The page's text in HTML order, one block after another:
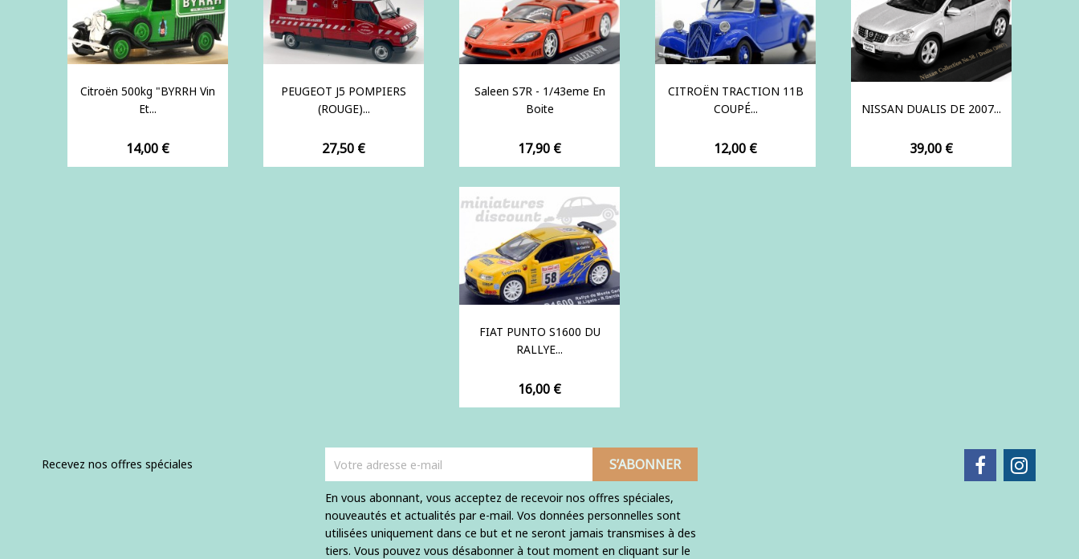
Citroën 500kg "BYRRH Vin
Et...
Prix
14,00 €
PEUGEOT J5 POMPIERS
(ROUGE)...
Prix
27,50 €
Saleen S7R - 1/43eme En
Boite
Prix
17,90 €
CITROËN TRACTION 11B
COUPÉ...
Prix
12,00 €
NISSAN DUALIS DE 2007...
Prix
39,00 €
FIAT PUNTO S1600 DU
RALLYE...
Prix
16,00 €
Recevez nos offres spéciales
En vous abonnant, vous acceptez de recevoir nos offres spéciales,
nouveautés et actualités par e-mail. Vos données personnelles sont
utilisées uniquement dans ce but et ne seront jamais transmises à des
tiers. Vous pouvez vous désabonner à tout moment en cliquant sur le